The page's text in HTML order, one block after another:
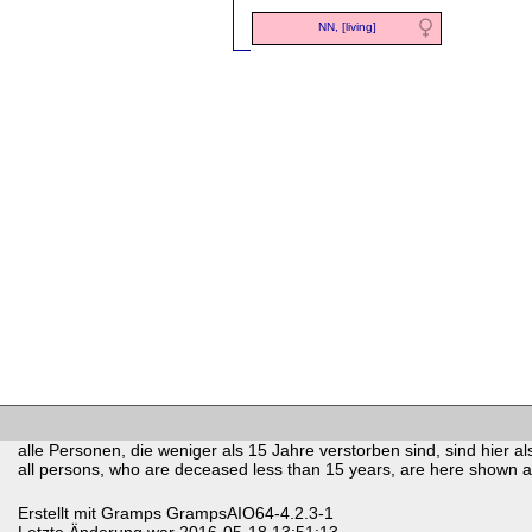
NN, [living]
alle Personen, die weniger als 15 Jahre verstorben sind, sind hier
all persons, who are deceased less than 15 years, are here shown
Erstellt mit Gramps GrampsAIO64-4.2.3-1